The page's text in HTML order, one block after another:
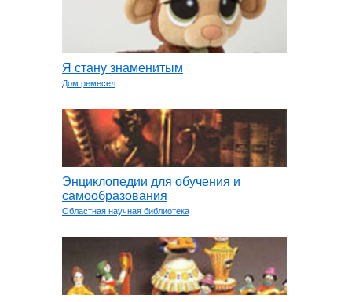
Я стану знаменитым
Дом ремесел
Энциклопедии для обучения и
самообразования
Областная научная библиотека